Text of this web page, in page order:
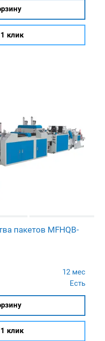
клик
пакетов MFHQB-
12 мес
Есть
клик